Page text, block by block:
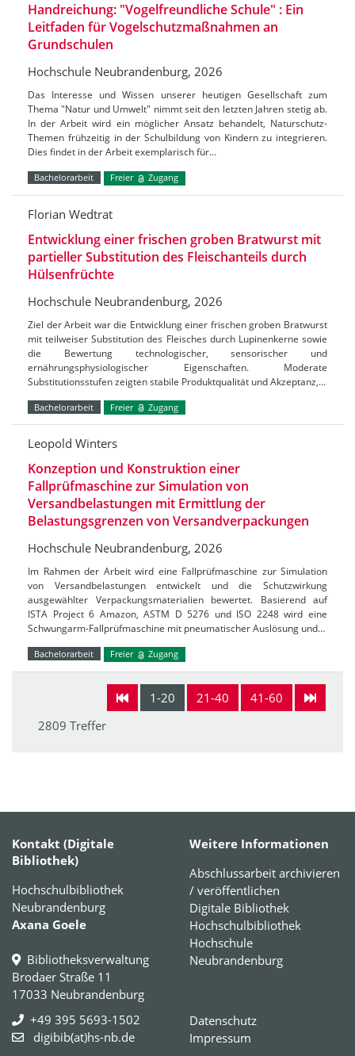
Handreichung: "Vogelfreundliche Schule" : Ein
Leitfaden für Vogelschutzmaßnahmen an
Grundschulen
Hochschule Neubrandenburg, 2026
Das Interesse und Wissen unserer heutigen Gesellschaft zum
Thema "Natur und Umwelt" nimmt seit den letzten Jahren stetig ab.
In der Arbeit wird ein möglicher Ansatz behandelt, Naturschutz-
Themen frühzeitig in der Schulbildung von Kindern zu integrieren.
Dies findet in der Arbeit exemplarisch für…
Bachelorarbeit Freier Zugang
Florian Wedtrat
Entwicklung einer frischen groben Bratwurst mit
partieller Substitution des Fleischanteils durch
Hülsenfrüchte
Hochschule Neubrandenburg, 2026
Ziel der Arbeit war die Entwicklung einer frischen groben Bratwurst
mit teilweiser Substitution des Fleisches durch Lupinenkerne sowie
die Bewertung technologischer, sensorischer und
ernährungsphysiologischer Eigenschaften. Moderate
Substitutionsstufen zeigten stabile Produktqualität und Akzeptanz,…
Bachelorarbeit Freier Zugang
Leopold Winters
Konzeption und Konstruktion einer
Fallprüfmaschine zur Simulation von
Versandbelastungen mit Ermittlung der
Belastungsgrenzen von Versandverpackungen
Hochschule Neubrandenburg, 2026
Im Rahmen der Arbeit wird eine Fallprüfmaschine zur Simulation
von Versandbelastungen entwickelt und die Schutzwirkung
ausgewählter Verpackungsmaterialien bewertet. Basierend auf
ISTA Project 6 Amazon, ASTM D 5276 und ISO 2248 wird eine
Schwungarm-Fallprüfmaschine mit pneumatischer Auslösung und…
Bachelorarbeit Freier Zugang
1-20 21-40
41-60
2809 Treffer
Kontakt (Digitale
Bibliothek)
Hochschulbibliothek
Neubrandenburg
Axana Goele
Bibliotheksverwaltung
Brodaer Straße 11
17033 Neubrandenburg
+49 395 5693-1502
digibib(at)hs-nb.de
Weitere Informationen
Abschlussarbeit archivieren
/ veröffentlichen
Digitale Bibliothek
Hochschulbibliothek
Hochschule
Neubrandenburg
Datenschutz
Impressum